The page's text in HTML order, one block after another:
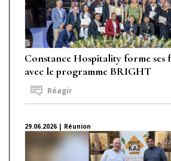
Constance Hospitality forme ses
avec le programme BRIGHT
Réagir
29.06.2026 | Réunion